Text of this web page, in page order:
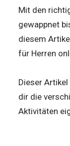
Mit den
gewappnet
diesem
für Herren
Dieser
dir die
Aktivitäten